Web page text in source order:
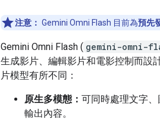
注意： Gemini Omni Flash 目前為預先
Gemini Omni Flash ( gemini-omni-
生成影片、編輯影片和電影控制而設
片模型有所不同：
原生多模態： 可同時處理文字
輸出內容。